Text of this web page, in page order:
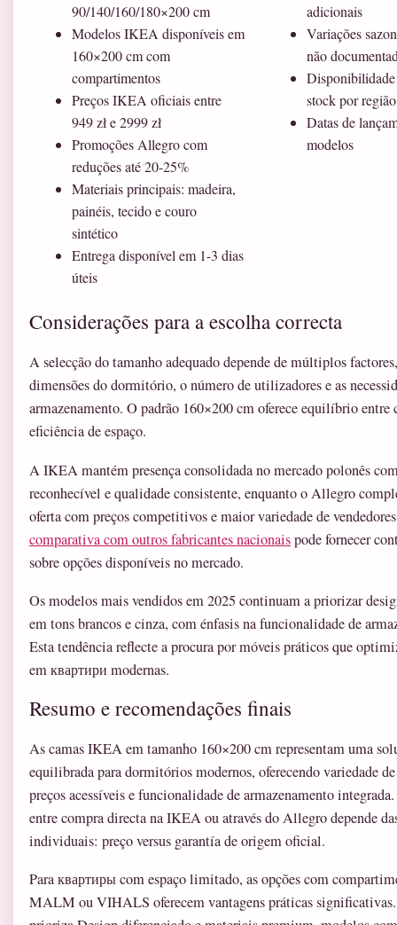
90/140/160/180×200 cm
Modelos IKEA disponíveis em
160×200 cm com
compartimentos
Preços IKEA oficiais entre
949 zł e 2999 zł
Promoções Allegro com
reduções até 20-25%
Materiais principais: madeira,
painéis, tecido e couro
sintético
Entrega disponível em 1-3 dias
úteis
adicionais
Variações
não
Disponibilidade
stock por região
Datas de
modelos
Considerações para a escolha correcta
A selecção do tamanho adequado depende de múltiplos
dimensões do dormitório, o número de utilizadores e as
armazenamento. O padrão 160×200 cm oferece equilíbrio entre
eficiência de espaço.
A IKEA mantém presença consolidada no mercado polonês
reconhecível e qualidade consistente, enquanto o Allegro
oferta com preços competitivos e maior variedade de
comparativa com outros fabricantes nacionaispode fornecer
sobre opções disponíveis no mercado.
Os modelos mais vendidos em 2025 continuam a priorizar
em tons brancos e cinza, com énfasis na funcionalidade de
Esta tendência reflecte a procura por móveis práticos que
em квартири modernas.
Resumo e recomendações finais
As camas IKEA em tamanho 160×200 cm representam uma
equilibrada para dormitórios modernos, oferecendo variedade
preços acessíveis e funcionalidade de armazenamento
entre compra directa na IKEA ou através do Allegro depende
individuais: preço versus garantía de origem oficial.
Para квартиры com espaço limitado, as opções com
MALM ou VIHALS oferecem vantagens práticas significativas.